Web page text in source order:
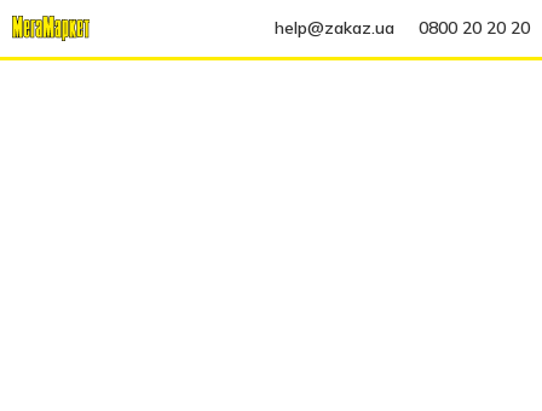
help@zakaz.ua 0800 20 20 20